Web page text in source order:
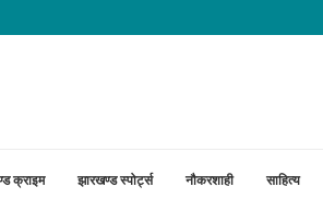
आंदोलन जारी
क्राइम झारखण्ड स्पोर्ट्स नौकरशाही साहित्य